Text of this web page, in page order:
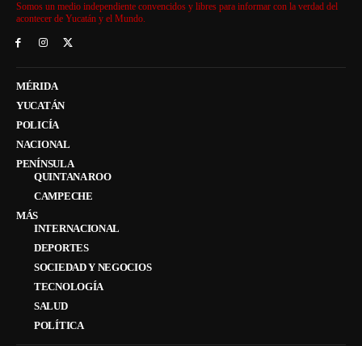
Somos un medio independiente convencidos y libres para informar con la verdad del
acontecer de Yucatán y el Mundo.
MÉRIDA
YUCATÁN
POLICÍA
NACIONAL
PENÍNSULA
QUINTANA ROO
CAMPECHE
MÁS
INTERNACIONAL
DEPORTES
SOCIEDAD Y NEGOCIOS
TECNOLOGÍA
SALUD
POLÍTICA